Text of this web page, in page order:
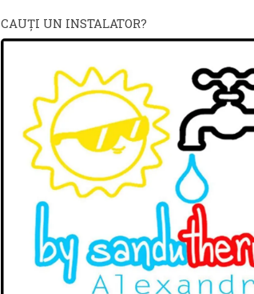
CAUŢI UN INSTALATOR?